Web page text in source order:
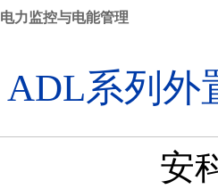
电力监控与电能管理
ADL系列外
安